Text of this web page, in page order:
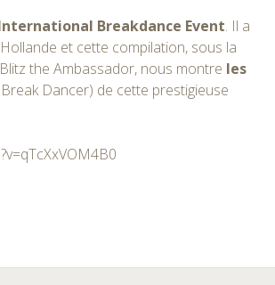
Breakdance Event. Il a
et cette compilation, sous la
the Ambassador, nous montre les
Dancer) de cette prestigieuse